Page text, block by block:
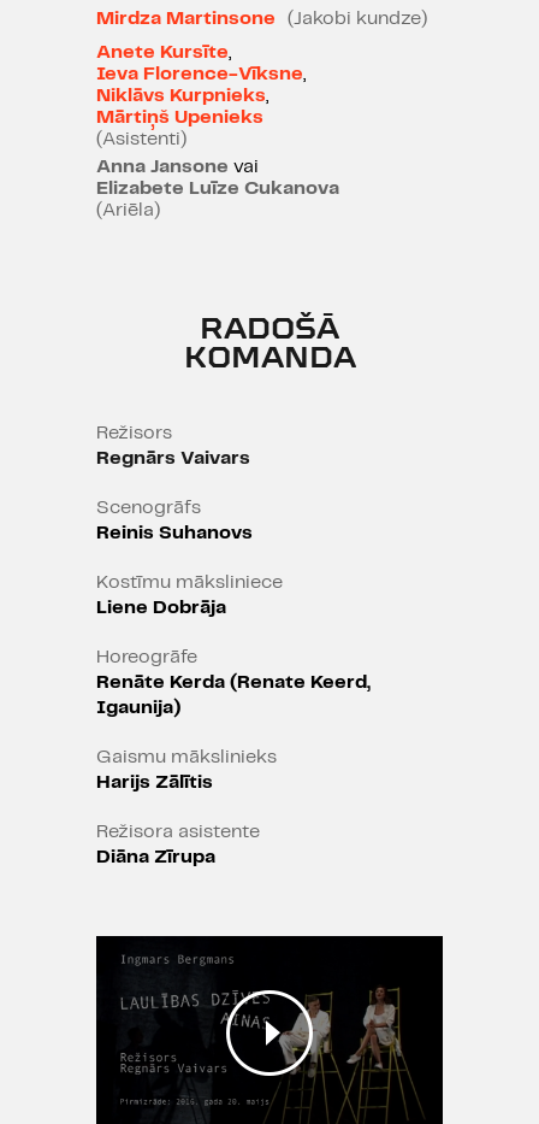
arī Jūhana pašlepnums neļauj
lūgties pieņemt viņu atpakaļ.
Sākas ilgstošs šķiršanās process,
kuru patiesībā nevēlas ne viens, ne
otrs, tikai kaunas to atzīt. Paiet
laiks, abi atkal ir veiksmīgi
precējušies un satiekas jaunā
Lugas iestudējums ir saskaņots ar
(Londona) Ingmara Bergmana
fonda vārdā
Izrāde saņēmusi "Spēlmaņu nakts
balvu tvnet.lv balsojumā
2015/2016" balvai:
Vaivars
Gada aktrise - Ilze Ķuzule-
Skrastiņa
Mirdza Martinsone
(Jakobi kundze)
Anete Kursīte,
Ieva Florence-Vīksne,
Niklāvs Kurpnieks,
Mārtiņš Upenieks
(Asistenti)
Anna Jansone vai
Elizabete Luīze Cukanova
(Ariēla)
RADOŠĀ
KOMANDA
Režisors
Regnārs Vaivars
Scenogrāfs
Reinis Suhanovs
Kostīmu māksliniece
Liene Dobrāja
Horeogrāfe
Renāte Kerda (Renate Keerd,
Igaunija)
Gaismu mākslinieks
Harijs Zālītis
Režisora asistente
Diāna Zīrupa